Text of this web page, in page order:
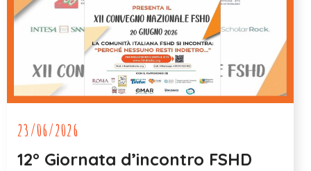
23/06/2026
12° Giornata d’incontro FSHD